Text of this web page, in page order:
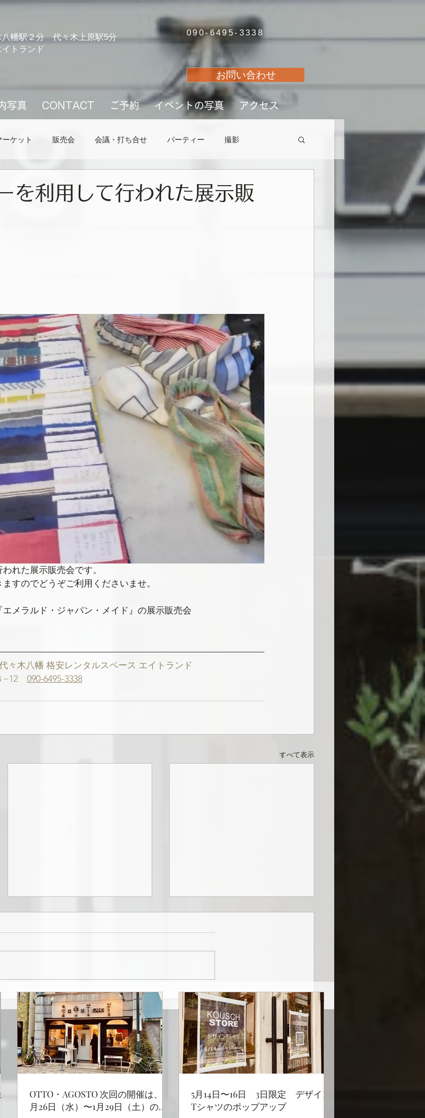
八幡駅２分 代々木上原駅5分
トランド
090-6495-3338
お問い合わせ
写真 CONTACT ご予約 イベントの写真 アクセス
ーケット 販売会 会議・打ち合せ パーティー 撮影
を利用して行われた展示販
れた展示販売会です。
すのでどうぞご利用くださいませ。
エメラルド・ジャパン・メイド』の展示販売会
々木八幡 格安レンタルスペース エイトランド
−12 090-6495-3338
すべて表示
革製品のポップアップ風景
エメラルド・ジャパン・メイ
ド ポップアップ風景
OTTO・AGOSTO 次回の開催は、1
月26日（水）〜1月29日（土）の４
5月14日〜16日 3日限定 デザイン
Tシャツのポップアップ